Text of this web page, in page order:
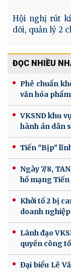
Hội nghị rút
dõi, quản lý 2
ĐỌC NHIỀU
Phê chuẩn
văn hóa
VKSND khu
hành án dân
Tiến "Bịp"
Ngày 7/8,
hồ mạng
Khởi tố 2 bị
doanh nghiệp
Lãnh đạo
quyền công
Đại biểu Lê